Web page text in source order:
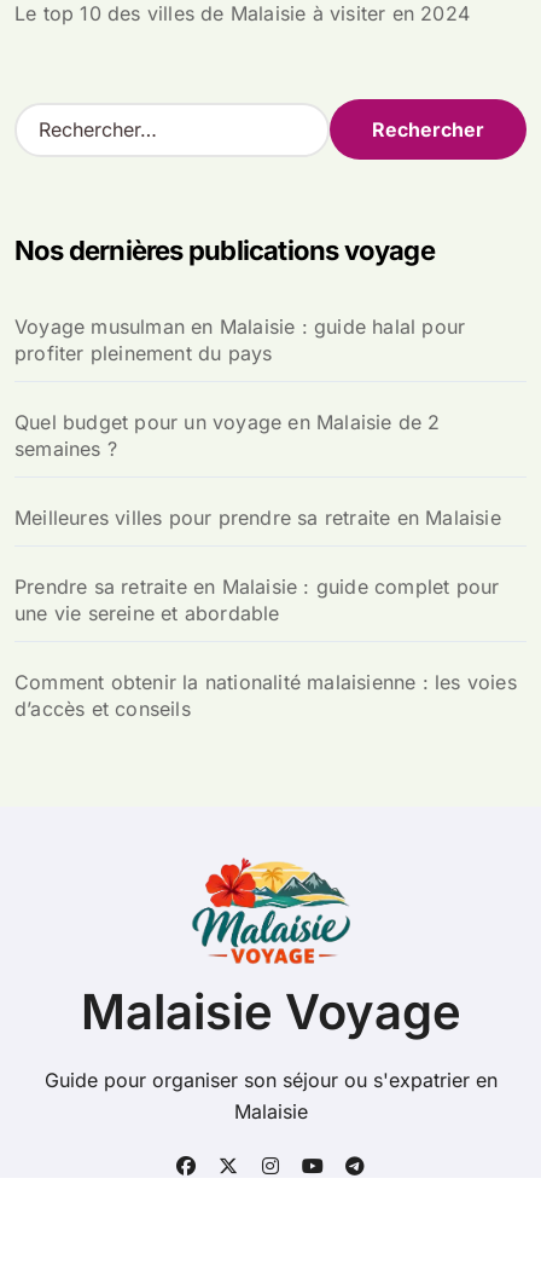
Le top 10 des villes de Malaisie à visiter en 2024
R
e
r
e
r
Nos dernières publications voyage
Voyage musulman en Malaisie : guide halal pour
profiter pleinement du pays
Quel budget pour un voyage en Malaisie de 2
semaines ?
Meilleures villes pour prendre sa retraite en Malaisie
Prendre sa retraite en Malaisie : guide complet pour
une vie sereine et abordable
Comment obtenir la nationalité malaisienne : les voies
d’accès et conseils
Malaisie Voyage
Guide pour organiser son séjour ou s'expatrier en
Malaisie